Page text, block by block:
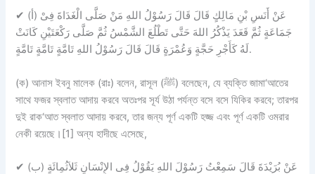
✔ (أ) عَنْ أَنَسِ بْنِ مَالِكٍ قَالَ قَالَ رَسُوْلُ اللهِ مَنْ صَلَّى الْغَدَاةَ فِىْ
جَمَاعَةٍ ثُمَّ قَعَدَ يَذْكُرُ اللهَ حَتَّى تَطْلُعَ الشَّمْسُ ثُمَّ صَلَّى رَكْعَتَيْنِ كَانَتْ
لَهُ كَأَجْرِ حَجَّةٍ وَعُمْرَةٍ قَالَ قَالَ رَسُوْلُ اللهِ تَامَّةٍ تَامَّةٍ تَامَّةٍ.
(ক) আনাস ইবনু মালেক (রাঃ) বলেন, রাসূল (ﷺ) বলেছেন, যে ব্যক্তি জামা‘আতের
সাথে ফজর স্বলাত আদায় করবে অতঃপর সূর্য উঠা পর্যন্ত বসে বসে যিকির করবে; তারপর
দুই রাক‘আত স্বলাত আদায় করবে, তার জন্য পূর্ণ একটি হজ্জ এবং পূর্ণ একটি ওমরার
নেকী রয়েছে।[1] অন্য হাদীছে এসেছে,
✔ (ب) عَنْ بُرَيْدَةَ قَالَ سَمِعْتُ رَسُوْلَ اللهِ يَقُوْلُ فِى الإِنْسَانِ ثَلاَثُمِائَةٍ